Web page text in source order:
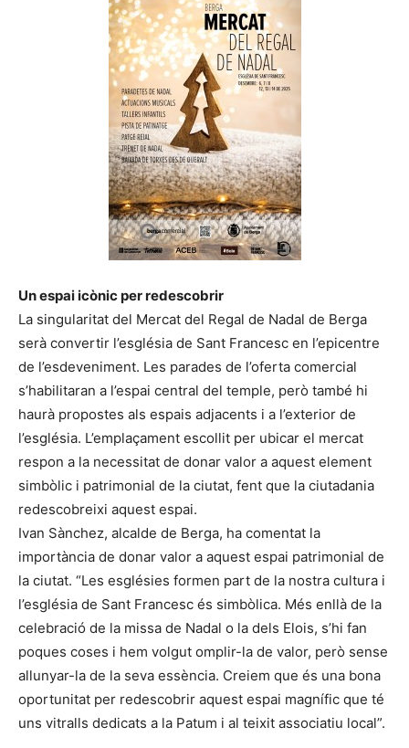
Un espai icònic per redescobrir
La singularitat del Mercat del Regal de Nadal de Berga
serà convertir l’església de Sant Francesc en l’epicentre
de l’esdeveniment. Les parades de l’oferta comercial
s’habilitaran a l’espai central del temple, però també hi
haurà propostes als espais adjacents i a l’exterior de
l’església. L’emplaçament escollit per ubicar el mercat
respon a la necessitat de donar valor a aquest element
simbòlic i patrimonial de la ciutat, fent que la ciutadania
redescobreixi aquest espai.
Ivan Sànchez, alcalde de Berga, ha comentat la
importància de donar valor a aquest espai patrimonial de
la ciutat. “Les esglésies formen part de la nostra cultura i
l’església de Sant Francesc és simbòlica. Més enllà de la
celebració de la missa de Nadal o la dels Elois, s’hi fan
poques coses i hem volgut omplir-la de valor, però sense
allunyar-la de la seva essència. Creiem que és una bona
oportunitat per redescobrir aquest espai magnífic que té
uns vitralls dedicats a la Patum i al teixit associatiu local”.